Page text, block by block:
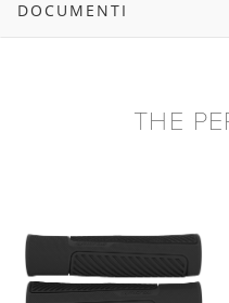
DOCUMENTI
THE